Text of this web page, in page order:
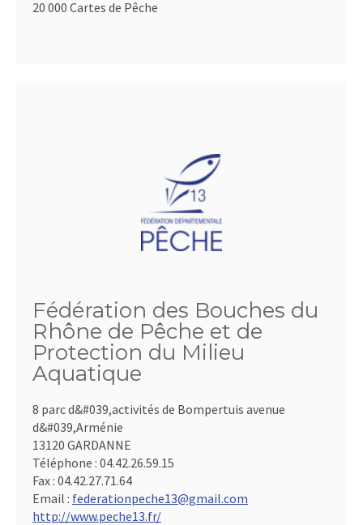
20 000 Cartes de Pêche
Fédération des Bouches du
Rhône de Pêche et de
Protection du Milieu
Aquatique
8 parc d&#039,activités de Bompertuis avenue
d&#039,Arménie
13120 GARDANNE
Téléphone : 04.42.26.59.15
Fax : 04.42.27.71.64
Email : federationpeche13@gmail.com
http://www.peche13.fr/